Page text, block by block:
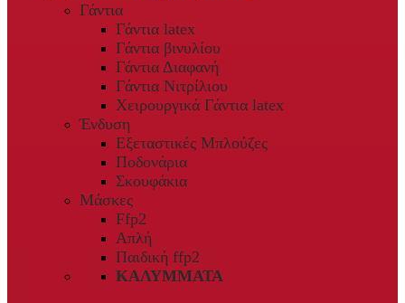
Γάντια
Γάντια latex
Γάντια βινυλίου
Γάντια Διαφανή
Γάντια Νιτρίλιου
Χειρουργικά Γάντια latex
Ένδυση
Εξεταστικές Μπλούζες
Ποδονάρια
Σκουφάκια
Μάσκες
Ffp2
Απλή
Παιδική ffp2
ΚΑΛΎΜΜΑΤΑ